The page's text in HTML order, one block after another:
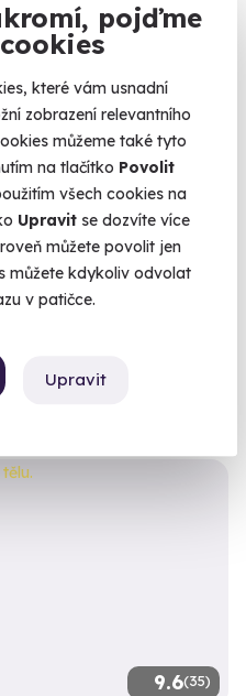
pojďme
které vám usnadní
zobrazení relevantního
můžeme také tyto
na tlačítko Povolit
všech cookies na
Upravit se dozvíte více
můžete povolit jen
můžete kdykoliv odvolat
v patičce.
Upravit
9.2(12)
perspektivy.
9.6(35)